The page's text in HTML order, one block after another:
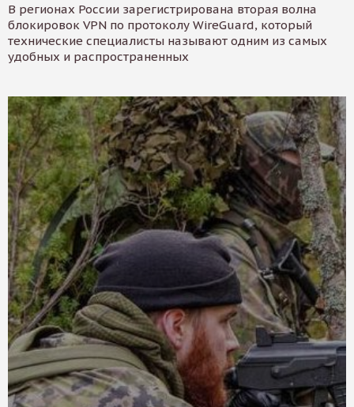
В регионах России зарегистрирована вторая волна
блокировок VPN по протоколу WireGuard, который
технические специалисты называют одним из самых
удобных и распространенных